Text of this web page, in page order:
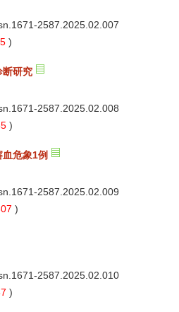
2587.2025.02.007
)
断研究
2587.2025.02.008
)
危象1例
2587.2025.02.009
)
2587.2025.02.010
)